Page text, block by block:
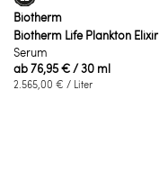
Biotherm
Biotherm Life Plankton Elixir
Serum
ab76,95 €/ 30 ml
2.565,00 € / Liter